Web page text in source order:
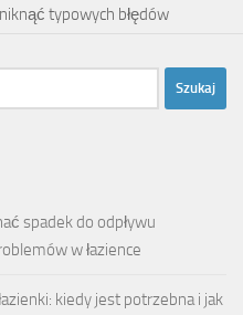
typowych błędów
spadek do odpływu
w łazience
kiedy jest potrzebna i jak